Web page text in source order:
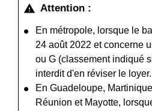
warning Attention :
En métropole, lorsque le
24 août 2022 et concerne
ou G (classement indiqué
interdit d'en réviser le loyer.
En Guadeloupe,
Réunion et Mayotte,